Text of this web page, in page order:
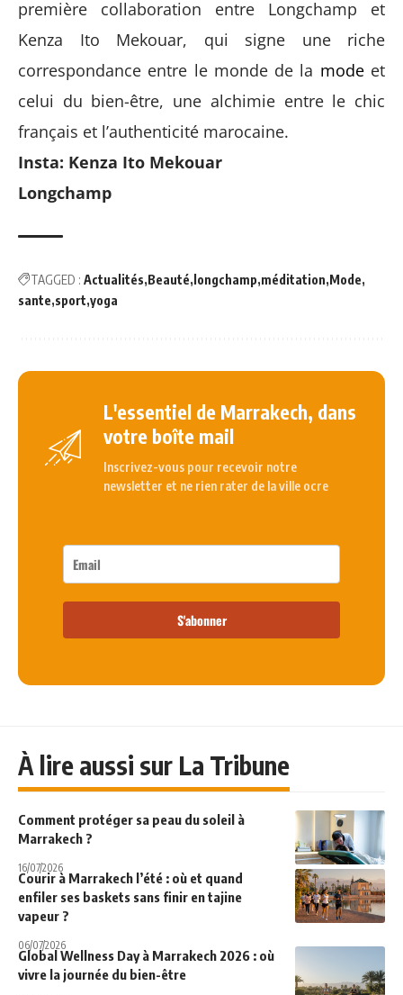
première collaboration entre Longchamp et
Kenza Ito Mekouar, qui signe une riche
correspondance entre le monde de la modeet
celui du bien-être, une alchimie entre le chic
français et l’authenticité marocaine.
Insta: Kenza Ito Mekouar
Longchamp
TAGGED : Actualités Beauté longchamp méditation Mode
sante sport yoga
L'essentiel de Marrakech, dans
votre boîte mail
Inscrivez-vous pour recevoir notre
newsletter et ne rien rater de la ville ocre
S'abonner
À lire aussi sur La Tribune
Comment protéger sa peau du soleil à
Marrakech ?
16/07/2026
Courir à Marrakech l’été : où et quand
enfiler ses baskets sans finir en tajine
vapeur ?
06/07/2026
Global Wellness Day à Marrakech 2026 : où
vivre la journée du bien-être